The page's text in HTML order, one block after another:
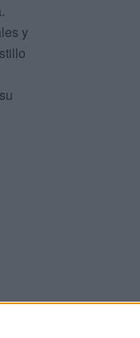
y